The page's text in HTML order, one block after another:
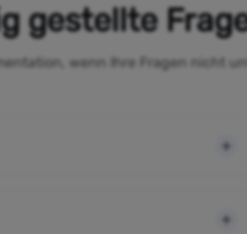
gestellte
wenn Ihre Fragen nicht